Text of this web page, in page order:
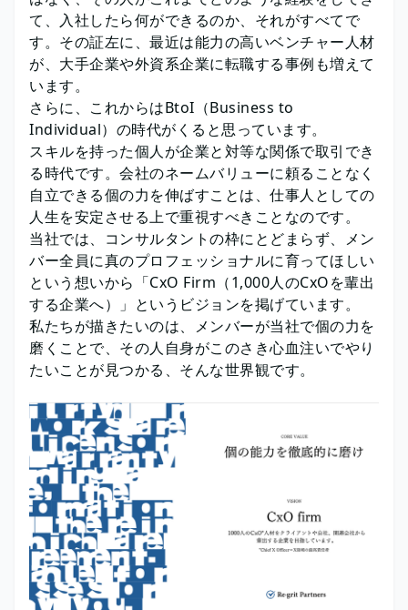
て、入社したら何ができるのか、それがすべてで
す。その証左に、最近は能力の高いベンチャー人材
が、大手企業や外資系企業に転職する事例も増えて
います。
さらに、これからはBtoI（Business to
Individual）の時代がくると思っています。
スキルを持った個人が企業と対等な関係で取引でき
る時代です。会社のネームバリューに頼ることなく
自立できる個の力を伸ばすことは、仕事人としての
人生を安定させる上で重視すべきことなのです。
当社では、コンサルタントの枠にとどまらず、メン
バー全員に真のプロフェッショナルに育ってほしい
という想いから「CxO Firm（1,000人のCxOを輩出
する企業へ）」というビジョンを掲げています。
私たちが描きたいのは、メンバーが当社で個の力を
磨くことで、その人自身がこのさき心血注いでやり
たいことが見つかる、そんな世界観です。